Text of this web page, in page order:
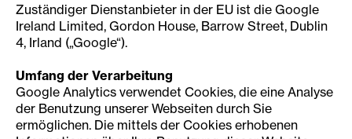
Zuständiger Dienstanbieter in der EU ist die Google
Ireland Limited, Gordon House, Barrow Street, Dublin
4, Irland („Google“).
Umfang der Verarbeitung
Google Analytics verwendet Cookies, die eine Analyse
der Benutzung unserer Webseiten durch Sie
ermöglichen. Die mittels der Cookies erhobenen